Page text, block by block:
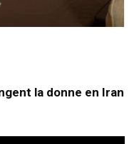
la donne en Iran